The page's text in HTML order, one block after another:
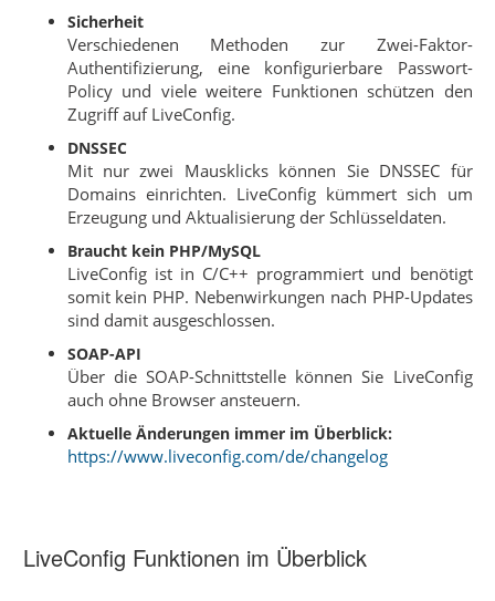
Sicherheit
Verschiedenen Methoden zur Zwei-Faktor-
Authentifizierung, eine konfigurierbare Passwort-
Policy und viele weitere Funktionen schützen den
Zugriff auf LiveConfig.
DNSSEC
Mit nur zwei Mausklicks können Sie DNSSEC für
Domains einrichten. LiveConfig kümmert sich um
Erzeugung und Aktualisierung der Schlüsseldaten.
Braucht kein PHP/MySQL
LiveConfig ist in C/C++ programmiert und benötigt
somit kein PHP. Nebenwirkungen nach PHP-Updates
sind damit ausgeschlossen.
SOAP-API
Über die SOAP-Schnittstelle können Sie LiveConfig
auch ohne Browser ansteuern.
Aktuelle Änderungen immer im Überblick:
https://www.liveconfig.com/de/changelog
LiveConfig Funktionen im Überblick